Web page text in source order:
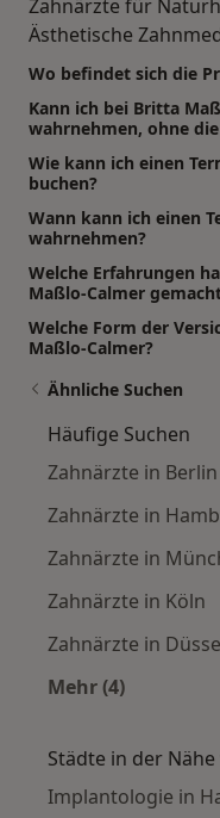
Zahnärzte für
Ästhetische
Wo befindet sich die
Kann ich bei Britta
wahrnehmen, ohne
Wie kann ich einen
buchen?
Wann kann ich einen
wahrnehmen?
Welche Erfahrungen
Maßlo-Calmer
Welche Form der
Maßlo-Calmer?
Ähnliche Suchen
Häufige Suchen
Zahnärzte in Berlin
Zahnärzte in
Zahnärzte in
Zahnärzte in Köln
Zahnärzte in
Mehr (4)
Städte in der
Implantologie in